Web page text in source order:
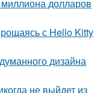
миллиона долларов
с Hello Kitty
дизайна
не выйдет из